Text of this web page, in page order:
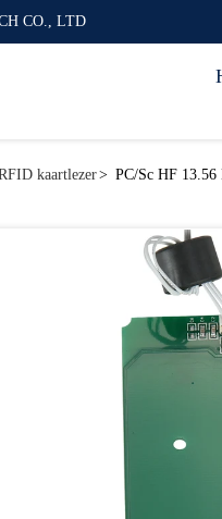
CO., LTD
kaartlezer> PC/Sc HF